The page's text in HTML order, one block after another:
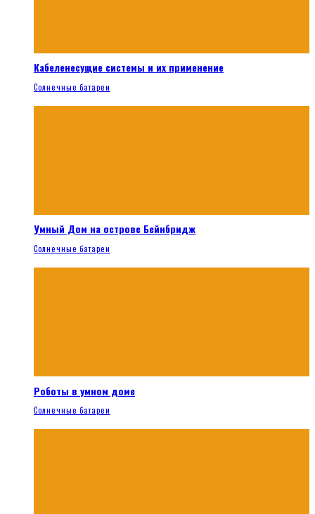
Кабеленесущие системы и их применение
Солнечные батареи
Умный Дом на острове Бейнбридж
Солнечные батареи
Роботы в умном доме
Солнечные батареи